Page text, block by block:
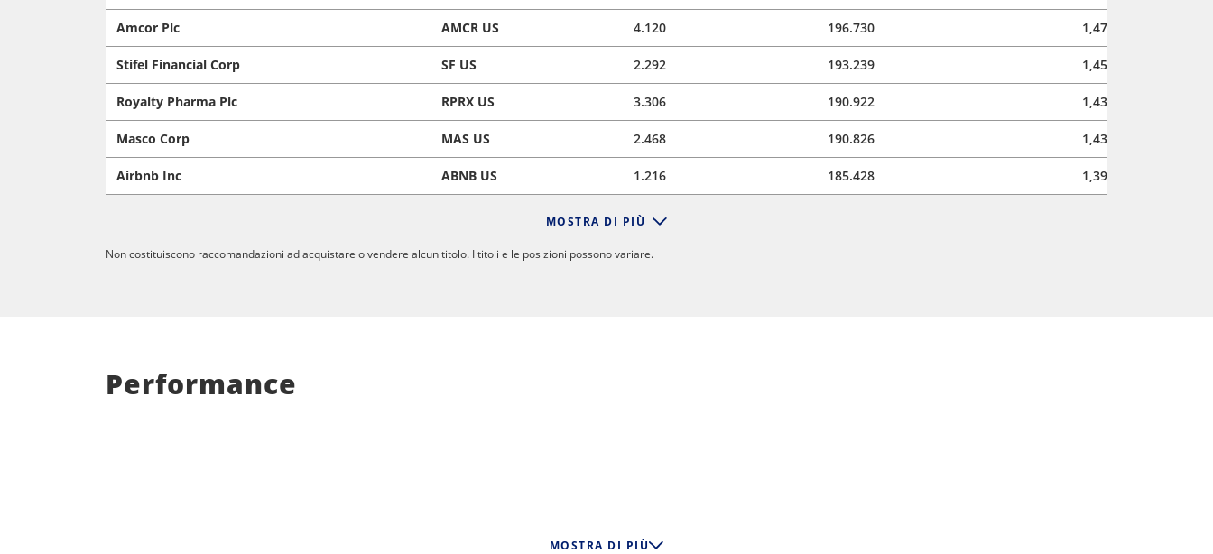
Amcor Plc AMCR US 4.120 196.730 1,47
Stifel Financial Corp SF US 2.292 193.239 1,45
Royalty Pharma Plc RPRX US 3.306 190.922 1,43
Masco Corp MAS US 2.468 190.826 1,43
Airbnb Inc ABNB US 1.216 185.428 1,39
MOSTRA DI PIÙ
Non costituiscono raccomandazioni ad acquistare o vendere alcun titolo. I titoli e le posizioni possono variare.
Performance
MOSTRA DI PIÙ